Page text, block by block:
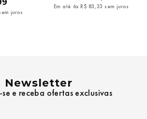
juros
Em até 6x R$ 83 ,33 sem juros
Newsletter
e receba ofertas exclusivas